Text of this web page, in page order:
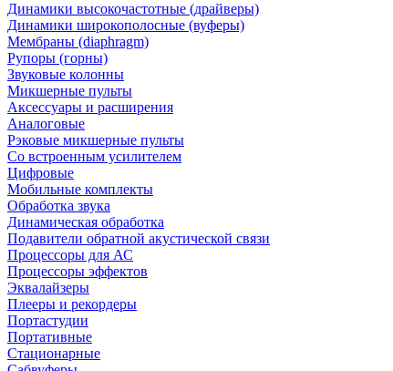
Динамики высокочастотные (драйверы)
Динамики широкополосные (вуферы)
Мембраны (diaphragm)
Рупоры (горны)
Звуковые колонны
Микшерные пульты
Аксессуары и расширения
Аналоговые
Рэковые микшерные пульты
Со встроенным усилителем
Цифровые
Мобильные комплекты
Обработка звука
Динамическая обработка
Подавители обратной акустической связи
Процессоры для АС
Процессоры эффектов
Эквалайзеры
Плееры и рекордеры
Портастудии
Портативные
Стационарные